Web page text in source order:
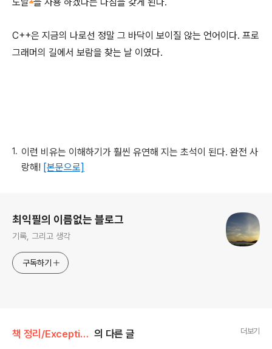
도날 을 사용 하겠다는 다짐을 갖게 된다.
C++은 지금의 나로선 정말 그 바닥이 보이질 않는 언어이다. 프로
그래머의 길에서 보람을 찾는 날 이였다.
이런 비유는 이해하기가 훨씬 유연해 지는 초석이 된다. 완전 사
랑해! [본문으로]
최익필의 이름없는 블로그
기록, 그리고 생각
구독하기
책 정리/Exceptional C++ 의 다른 글 더보기